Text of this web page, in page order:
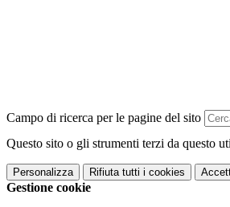
Campo di ricerca per le pagine del sito
Questo sito o gli strumenti terzi da questo
Personalizza Rifiuta tutti i cookies
Gestione cookie